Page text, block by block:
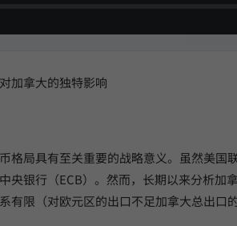
加拿大的独特影响
格局具有至关重要的战略意义。虽然美
央银行（ECB）。然而，长期以来分析
有限（对欧元区的出口不足加拿大总出